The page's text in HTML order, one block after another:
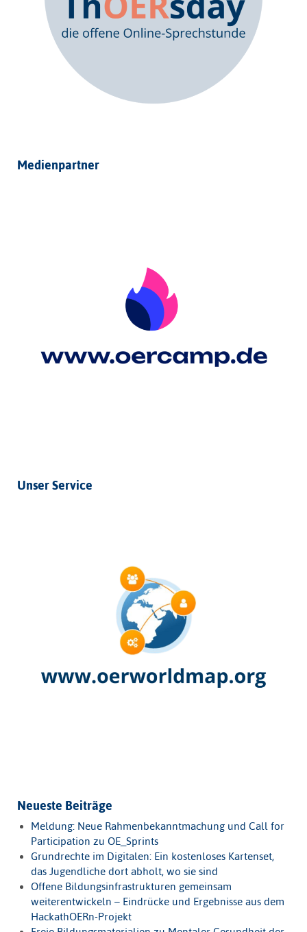
Medienpartner
Unser Service
Neueste Beiträge
Meldung: Neue Rahmenbekanntmachung und Call for
Participation zu OE_Sprints
Grundrechte im Digitalen: Ein kostenloses Kartenset,
das Jugendliche dort abholt, wo sie sind
Offene Bildungsinfrastrukturen gemeinsam
weiterentwickeln – Eindrücke und Ergebnisse aus dem
HackathOERn-Projekt